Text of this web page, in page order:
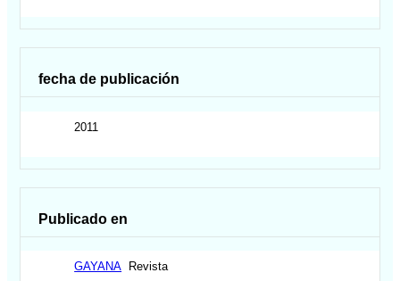
fecha de publicación
2011
Publicado en
GAYANA Revista